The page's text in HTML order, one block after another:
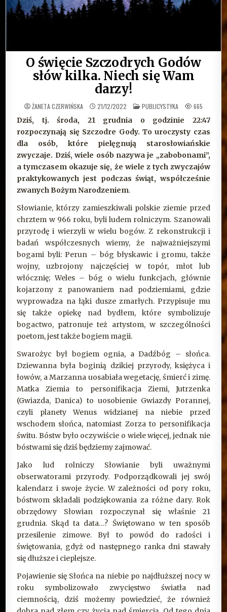
O święcie Szczodrych Godów
słów kilka. Niech się Wam
darzy!
ŻANETA CZERWIŃSKA 21/12/2022 OPUBLIKOWANE
W
PUBLICYSTYKA 665
Dziś, tj. środa, 21 grudnia o godzinie 22:47
rozpoczynają się Szczodre Gody. To uroczysty czas
dla osób, które pielęgnują starosłowiańskie
zwyczaje. Dziś, wiele osób nazywa je „zabobonami”,
a tymczasem okazuje się, że wiele z tych zwyczajów
praktykowanych jest podczas świąt, współcześnie
zwanych Bożym Narodzeniem.
Słowianie, którzy zamieszkiwali polskie ziemie przed
chrztem w 966 roku, byli ludem rolniczym. Szanowali
przyrodę i wierzyli w wielu bogów. Z rekonstrukcji i
badań współczesnych wiemy, że najważniejszymi
bogami byli: Perun – bóg błyskawic i gromu, także
wojny, uzbrojony najczęściej w topór, młot lub
włócznię; Weles – bóg o wielu funkcjach, głównie
kojarzony z panowaniem nad podziemiami, gdzie
wyprowadza na łąki dusze zmarłych. Przypisuje mu
się także opiekę nad bydłem, które symbolizuje
bogactwo, patronuje też artystom, w szczególności
poetom, jest także bogiem magii.
Swarożyc był bogiem ognia, a Dadźbóg – słońca.
Dziewanna była boginią dzikiej przyrody, księżyca i
łowów, a Marzanna uosabiała wegetację, śmierć i zimę.
Matka Ziemia to personifikacja Ziemi, Jutrzenka
(Gwiazda, Danica) to uosobienie Gwiazdy Porannej,
czyli planety Wenus widzianej na niebie przed
wschodem słońca, natomiast Zorza to personifikacja
świtu. Bóstw było oczywiście o wiele więcej, jednak nie
bóstwami się dziś będziemy zajmować.
Jako lud rolniczy Słowianie byli uważnymi
obserwatorami przyrody. Podporządkowali jej swój
kalendarz i swoje życie. W zależności od pory roku,
bóstwom składali podziękowania za różne dary. Rok
obrzędowy Słowian rozpoczynał się właśnie 21
grudnia. Skąd ta data…? Świętowano w ten sposób
przesilenie zimowe. Był to powód do radości i
świętowania, gdyż od następnego ranka dni stawały
się dłuższe i cieplejsze.
Pojawienie się Słońca na niebie po najdłuższej nocy w
roku symbolizowało zwycięstwo światła nad
ciemnością, dziś możemy powiedzieć, że również